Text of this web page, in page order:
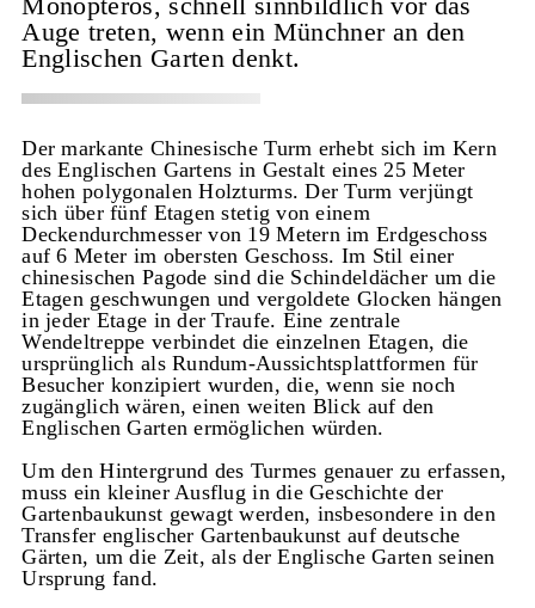
Auge treten, wenn ein Münchner an den
Englischen Garten denkt.
Der markante Chinesische Turm erhebt sich im Kern
des Englischen Gartens in Gestalt eines 25 Meter
hohen polygonalen Holzturms. Der Turm verjüngt
sich über fünf Etagen stetig von einem
Deckendurchmesser von 19 Metern im Erdgeschoss
auf 6 Meter im obersten Geschoss. Im Stil einer
chinesischen Pagode sind die Schindeldächer um die
Etagen geschwungen und vergoldete Glocken hängen
in jeder Etage in der Traufe. Eine zentrale
Wendeltreppe verbindet die einzelnen Etagen, die
ursprünglich als Rundum-Aussichtsplattformen für
Besucher konzipiert wurden, die, wenn sie noch
zugänglich wären, einen weiten Blick auf den
Englischen Garten ermöglichen würden.
Um den Hintergrund des Turmes genauer zu erfassen,
muss ein kleiner Ausflug in die Geschichte der
Gartenbaukunst gewagt werden, insbesondere in den
Transfer englischer Gartenbaukunst auf deutsche
Gärten, um die Zeit, als der Englische Garten seinen
Ursprung fand.